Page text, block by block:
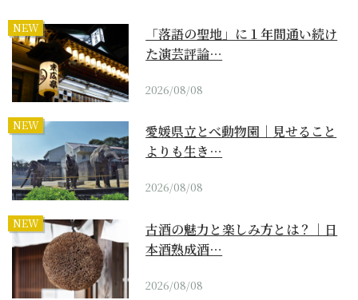
NEW
「落語の聖地」に１年間通い続け
た演芸評論…
2026/08/08
NEW
愛媛県立とべ動物園｜見せること
よりも生き…
2026/08/08
NEW
古酒の魅力と楽しみ方とは？｜日
本酒熟成酒…
2026/08/08